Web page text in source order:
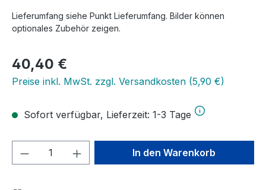
Lieferumfang siehe Punkt Lieferumfang. Bilder können
optionales Zubehör zeigen.
Regulärer Preis:
40,40 €
Preise inkl. MwSt. zzgl. Versandkosten (5,90 €)
Sofort verfügbar, Lieferzeit: 1-3 Tage
Produkt Anzahl: Gib denIn den Warenkorb